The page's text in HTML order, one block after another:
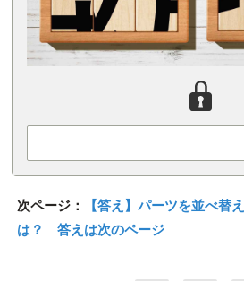
次ページ：
【答え】パーツを並べ替
は？ 答えは次のページ